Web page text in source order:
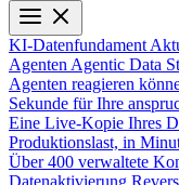
KI-Datenfundament
Agenten Agentic Data
Agenten reagieren
Sekunde für Ihre
Eine Live-Kopie Ihres
Produktionslast, in
Über 400 verwaltete
Datenaktivierung